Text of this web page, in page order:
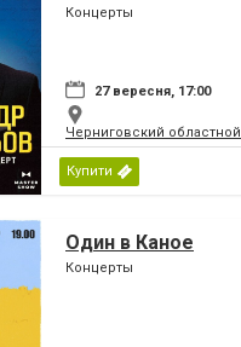
Концерты
27 вересня, 17:00
Черниговский
Купити
Один в Каное
Концерты